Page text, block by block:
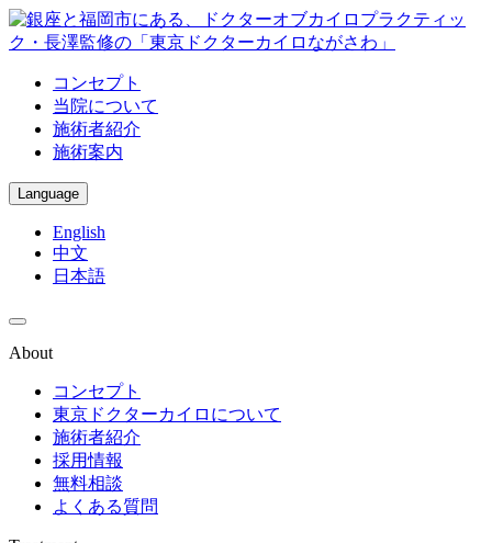
コンセプト
当院について
施術者紹介
施術案内
Language
English
中文
日本語
About
コンセプト
東京ドクターカイロについて
施術者紹介
採用情報
無料相談
よくある質問